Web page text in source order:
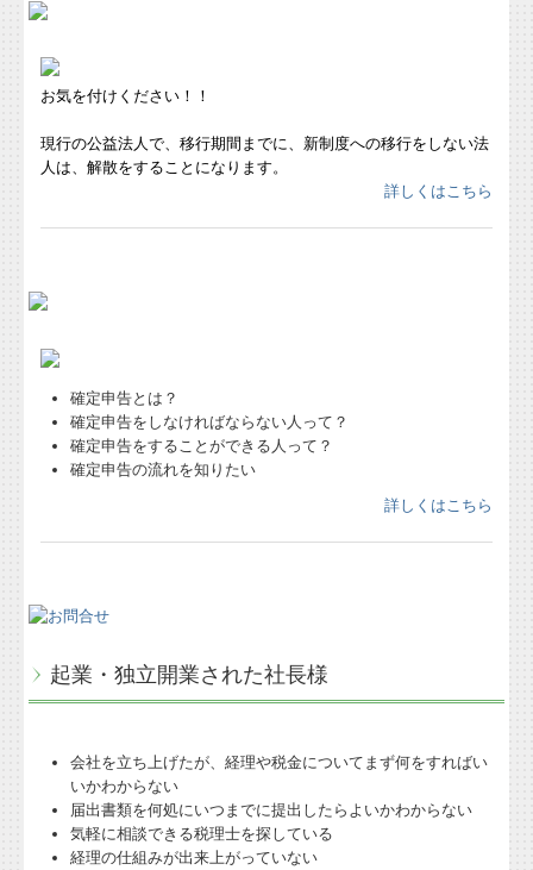
起業・独立開業された社長様
経営革新等支援機関とは
お気を付けください！！
現行の公益法人で、移行期間までに、新制度への移行をしない法
人は、解散をすることになります。
詳しくはこちら
確定申告とは？
確定申告をしなければならない人って？
確定申告をすることができる人って？
確定申告の流れを知りたい
詳しくはこちら
起業・独立開業された社長様
会社を立ち上げたが、経理や税金についてまず何をすればい
いかわからない
届出書類を何処にいつまでに提出したらよいかわからない
気軽に相談できる税理士を探している
経理の仕組みが出来上がっていない